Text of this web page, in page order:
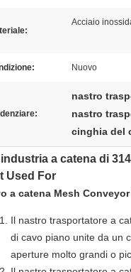
Acciaio
Nuovo
nastro
nastro
cinghia del
a catena di
Used For
a catena Mesh
Il nastro trasportatore a
di cavo piano unite da un
aperture molto grandi o